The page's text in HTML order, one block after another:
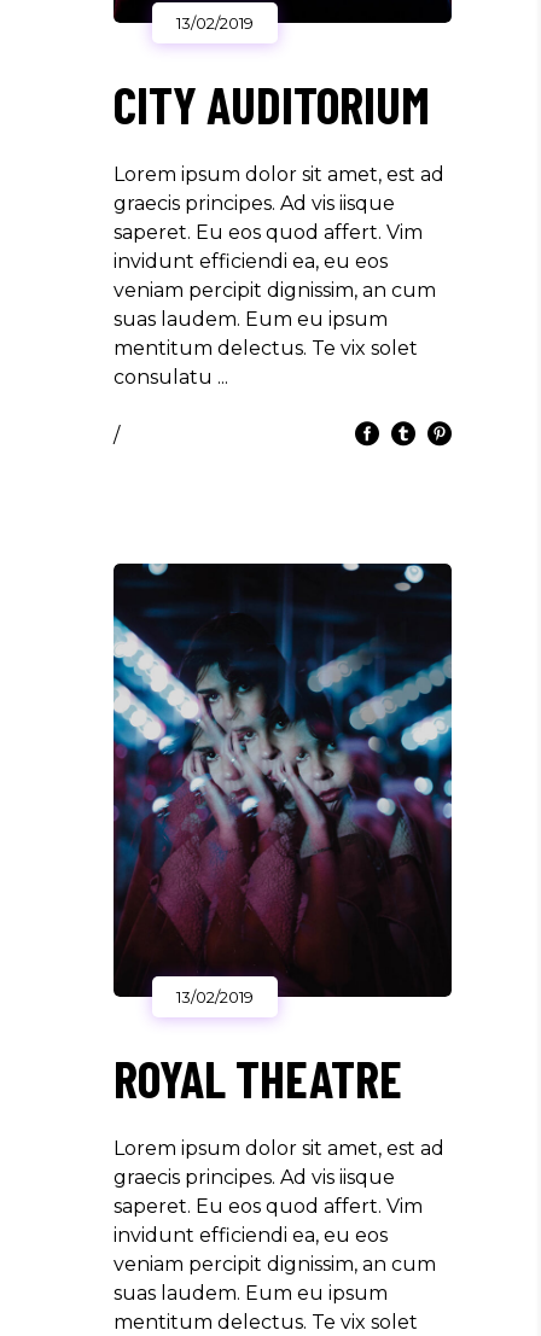
13/02/2019
CITY AUDITORIUM
Lorem ipsum dolor sit amet, est ad
graecis principes. Ad vis iisque
saperet. Eu eos quod affert. Vim
invidunt efficiendi ea, eu eos
veniam percipit dignissim, an cum
suas laudem. Eum eu ipsum
mentitum delectus. Te vix solet
consulatu
/
13/02/2019
ROYAL THEATRE
Lorem ipsum dolor sit amet, est ad
graecis principes. Ad vis iisque
saperet. Eu eos quod affert. Vim
invidunt efficiendi ea, eu eos
veniam percipit dignissim, an cum
suas laudem. Eum eu ipsum
mentitum delectus. Te vix solet